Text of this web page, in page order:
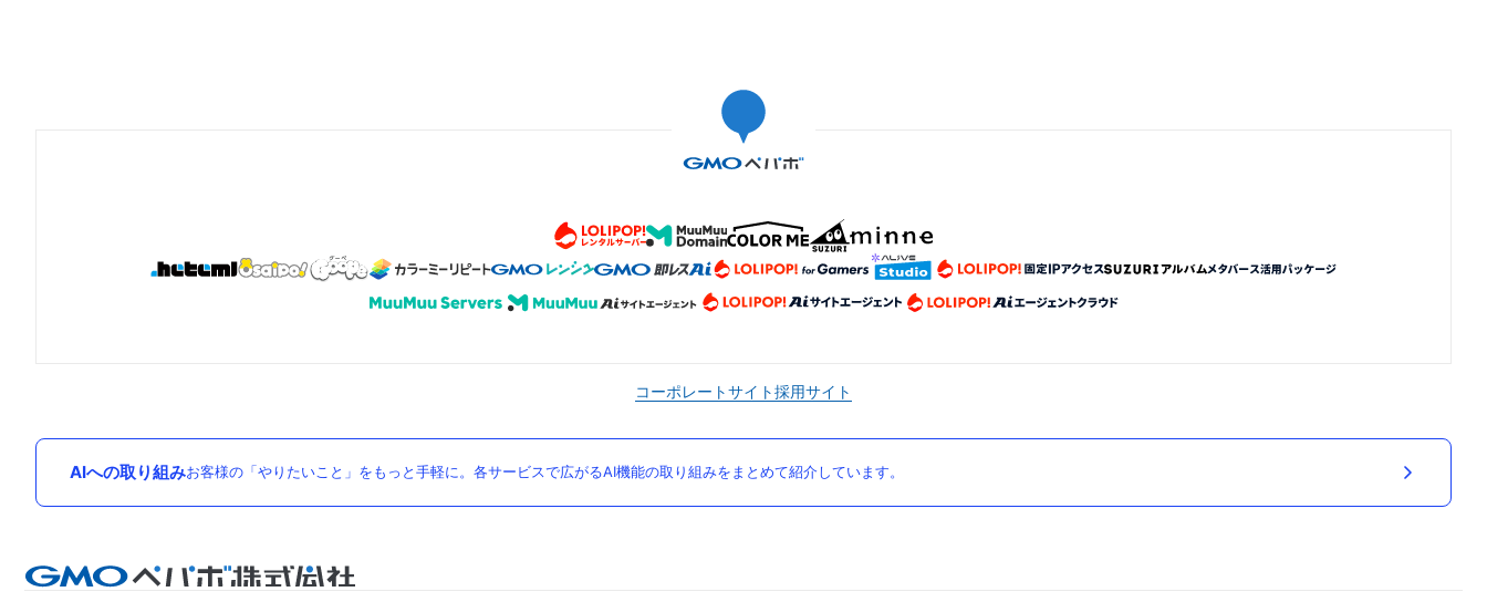
コーポレートサイト採用サイト
AIへの取り組みお客様の「やりたいこと」をもっと手軽に。各サービスで広がるAI機能の取り組みをまとめて紹介しています。